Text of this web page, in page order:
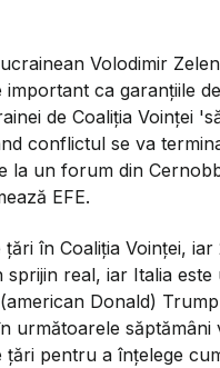
Volodimir
important ca garanțiile
de Coaliția Voinței
conflictul se va
la un forum din
EFE.
țări în Coaliția Voinței,
sprijin real, iar Italia este
Donald)
următoarele săptămâni
țări pentru a înțelege